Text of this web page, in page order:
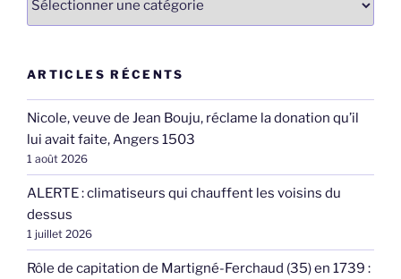
ARTICLES RÉCENTS
Nicole, veuve de Jean Bouju, réclame la donation qu’il
lui avait faite, Angers 1503
1 août 2026
ALERTE : climatiseurs qui chauffent les voisins du
dessus
1 juillet 2026
Rôle de capitation de Martigné-Ferchaud (35) en 1739 :